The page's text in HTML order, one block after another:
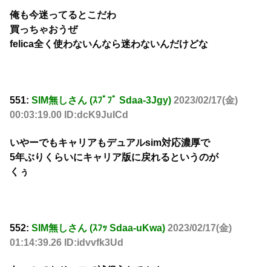
俺も今迷ってるとこだわ
買っちゃおうぜ
felica全く使わないんなら迷わないんだけどな
551: SIM無しさん (ｽﾌﾟﾌﾟ Sdaa-3Jgy) 2023/02/17(金)
00:03:19.00 ID:dcK9JuICd
いやーでもキャリアもデュアルsim対応濃厚で
5年ぶりくらいにキャリア版に戻れるというのが
くぅ
552: SIM無しさん (ｽﾌｯ Sdaa-uKwa) 2023/02/17(金)
01:14:39.26 ID:idvvfk3Ud